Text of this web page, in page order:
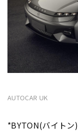
AUTOCAR UK
*BYTON(バイトン)